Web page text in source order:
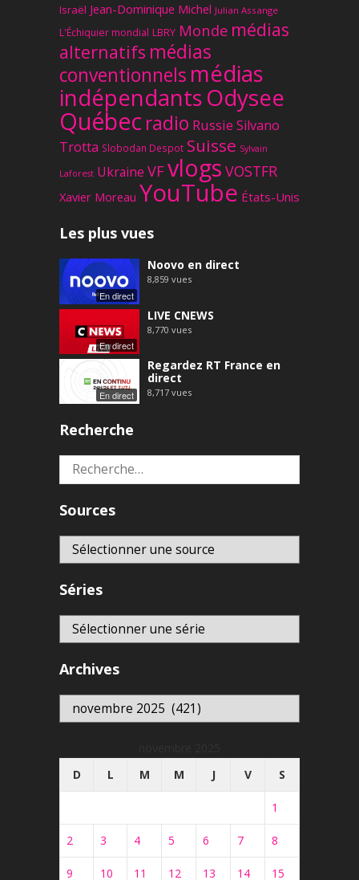
Israël Jean-Dominique Michel Julian Assange
L'Échiquier mondial LBRY Monde médias
alternatifs médias
conventionnels médias
indépendantsOdysee
Québec radio Russie Silvano
Trotta Slobodan Despot Suisse Sylvain
Laforest Ukraine VFvlogs VOSTFR
Xavier Moreau YouTube États-Unis
Les plus vues
En direct
Noovo en direct
8,859 vues
En direct
LIVE CNEWS
8,770 vues
En direct
Regardez RT France en
direct
8,717 vues
Recherche
Rechercher :
Sources
Séries
Archives
Archives
D
L M M J V S
1
2 3 4 5 6 7 8
9 10 11 12 13 14 15